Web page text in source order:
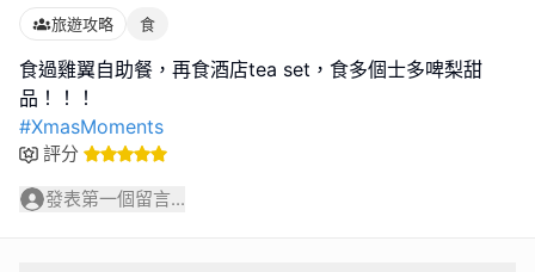
旅遊攻略 食
食過雞翼自助餐，再食酒店tea set，食多個士多啤梨甜
#XmasMoments
評分
發表第一個留言...